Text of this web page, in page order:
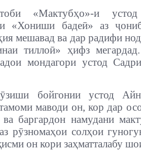
«Мактубҳо»-и
«Хониши бадеӣ» аз
мешавад ва дар радифи
тиллоӣ» ҳифз
мондагори устод
бойгонии устод
маводи он, кор дар
баргардон намудани
рӯзномаҳои солҳои
он кори заҳматталабу